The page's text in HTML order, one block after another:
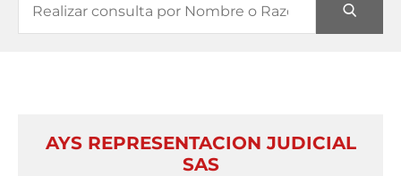
AYS REPRESENTACION JUDICIAL
SAS